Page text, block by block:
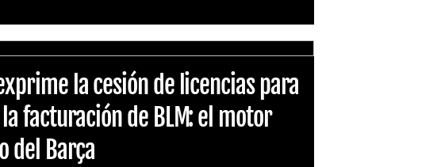
la cesión de licencias para
facturación de BLM: el motor
del Barça